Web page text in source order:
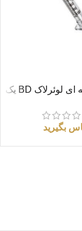
سرنگ شیشه ای لوئرلاک BD یک
بگیرید